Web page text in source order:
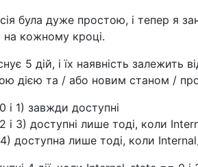
була дуже простою, і тепер я
на кожному кроці.
5 дій, і їх наявність залежить
дією та / або новим станом /
і 1) завжди доступні
і 3) доступні лише тоді, коли
доступна лише тоді, коли